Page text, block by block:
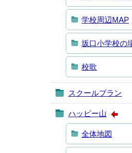
学校周辺MAP
坂口小学校の
校歌
スクールプラン
ハッピー山
全体地図